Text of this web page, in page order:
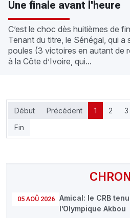
05 AOÛ 2026
Amical: le CRB
l’Olympique Akbou
Une finale avant l'heure
C’est le choc dès huitièmes de
Tenant du titre, le Sénégal, qui a
poules (3 victoires en autant de
à la Côte d’Ivoire, qui...
Début Précédent 1 2 3
Fin